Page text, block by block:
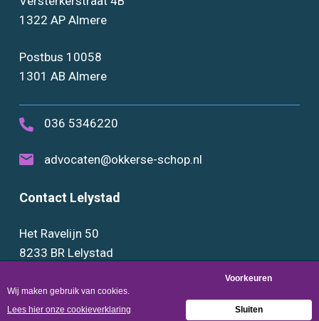
1322 AP Almere
Postbus 10058
1301 AB Almere
036 5346220
advocaten@okkerse-schop.nl
Contact Lelystad
Het Ravelijn 50
8233 BR Lelystad
0320 289888